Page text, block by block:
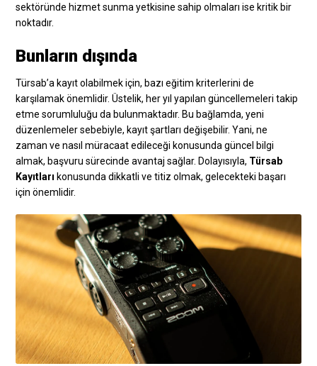
sektöründe hizmet sunma yetkisine sahip olmaları ise kritik bir
noktadır.
Bunların dışında
Türsab’a kayıt olabilmek için, bazı eğitim kriterlerini de
karşılamak önemlidir. Üstelik, her yıl yapılan güncellemeleri takip
etme sorumluluğu da bulunmaktadır. Bu bağlamda, yeni
düzenlemeler sebebiyle, kayıt şartları değişebilir. Yani, ne
zaman ve nasıl müracaat edileceği konusunda güncel bilgi
almak, başvuru sürecinde avantaj sağlar. Dolayısıyla, Türsab
Kayıtları konusunda dikkatli ve titiz olmak, gelecekteki başarı
için önemlidir.